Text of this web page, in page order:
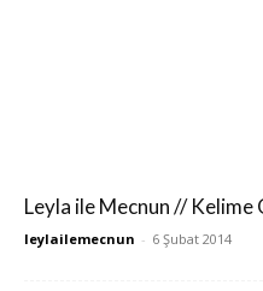
Leyla ile Mecnun // Kelime
leylailemecnun - 6 Şubat 2014